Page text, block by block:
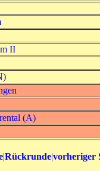
II
(A)
|Rückrunde|vorheriger